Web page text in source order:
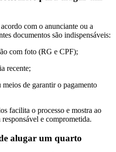
com o anunciante ou a
documentos são indispensáveis:
com foto (RG e CPF);
recente;
de garantir o pagamento
facilita o processo e mostra ao
e comprometida.
alugar um quarto